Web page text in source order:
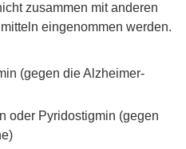
zusammen mit anderen
eingenommen werden.
(gegen die Alzheimer-
oder Pyridostigmin (gegen